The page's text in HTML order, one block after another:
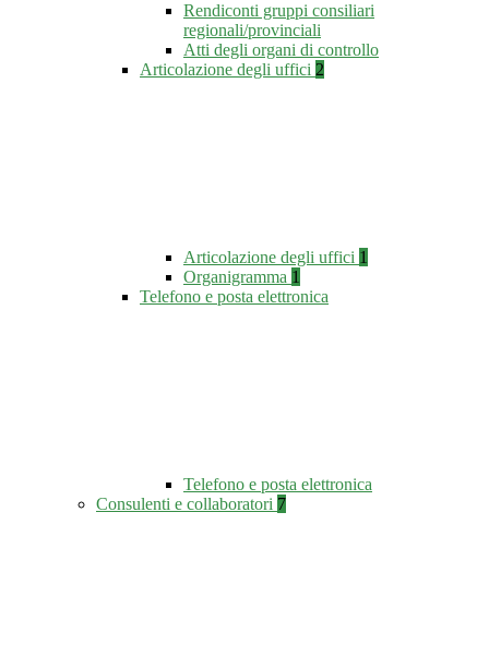
Rendiconti gruppi consiliari
regionali/provinciali
Atti degli organi di controllo
Articolazione degli uffici 2
Articolazione degli uffici 1
Organigramma 1
Telefono e posta elettronica
Telefono e posta elettronica
Consulenti e collaboratori 7